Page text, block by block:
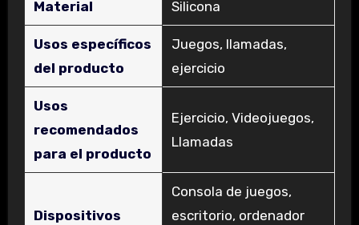
Material ‎Silicona
Usos específicos
del producto
‎Juegos, llamadas,
ejercicio
Usos
recomendados
para el producto
‎Ejercicio, Videojuegos,
Llamadas
Dispositivos
‎Consola de juegos,
escritorio, ordenador